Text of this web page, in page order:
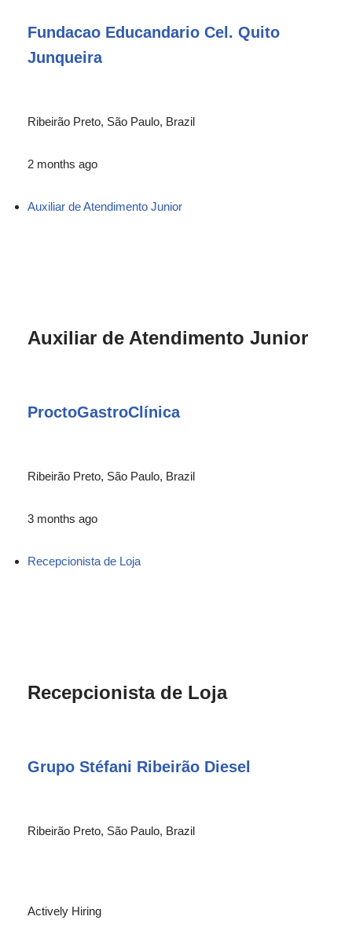
Fundacao Educandario Cel. Quito
Junqueira
Ribeirão Preto, São Paulo, Brazil
2 months ago
Auxiliar de Atendimento Junior
Auxiliar de Atendimento Junior
ProctoGastroClínica
Ribeirão Preto, São Paulo, Brazil
3 months ago
Recepcionista de Loja
Recepcionista de Loja
Grupo Stéfani Ribeirão Diesel
Ribeirão Preto, São Paulo, Brazil
Actively Hiring